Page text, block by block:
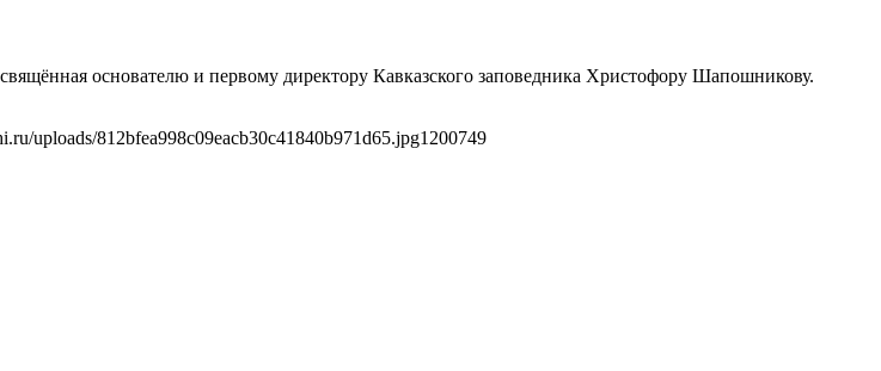
основателю и первому директору Кавказского заповедника Христофору Шапошникову.
uploads/812bfea998c09eacb30c41840b971d65.jpg1200749